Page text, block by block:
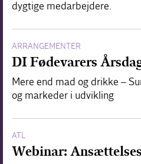
dygtige medarbejdere.
ARRANGEMENTER
DI Fødevarers
Mere end mad og drikke –
og markeder i udvikling
ATL
Webinar: